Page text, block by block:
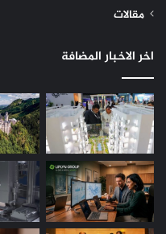
مقالات
اخر الاخبار المضافة